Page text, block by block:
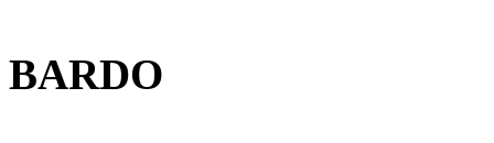
BARDO